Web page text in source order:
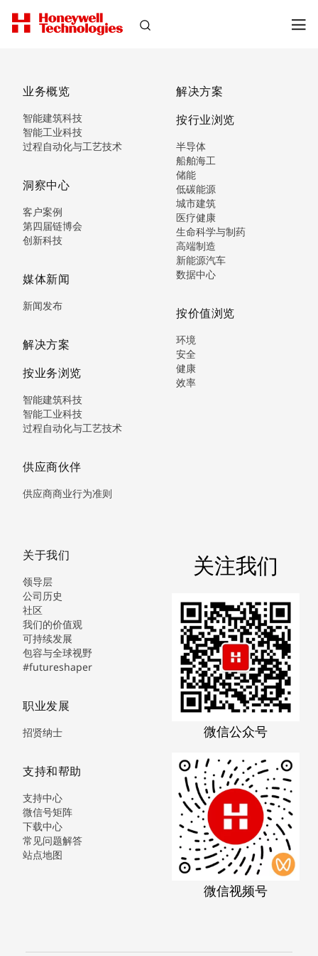
业务概览
智能建筑科技
智能工业科技
过程自动化与工艺技术
洞察中心
客户案例
第四届链博会
创新科技
媒体新闻
新闻发布
解决方案
按业务浏览
智能建筑科技
智能工业科技
过程自动化与工艺技术
供应商伙伴
供应商商业行为准则
解决方案
按行业浏览
半导体
船舶海工
储能
低碳能源
城市建筑
医疗健康
生命科学与制药
高端制造
新能源汽车
数据中心
按价值浏览
环境
安全
健康
效率
关于我们
领导层
公司历史
社区
我们的价值观
可持续发展
包容与全球视野
#futureshaper
职业发展
招贤纳士
支持和帮助
支持中心
微信号矩阵
下载中心
常见问题解答
站点地图
关注我们
微信公众号
微信视频号